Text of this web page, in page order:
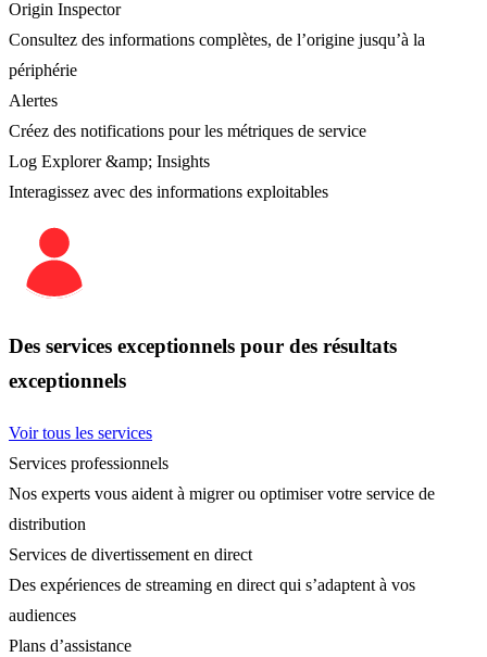
Origin Inspector
Consultez des informations complètes, de l’origine jusqu’à la
périphérie
Alertes
Créez des notifications pour les métriques de service
Log Explorer &amp; Insights
Interagissez avec des informations exploitables
Des services exceptionnels pour des résultats
exceptionnels
Voir tous les services
Services professionnels
Nos experts vous aident à migrer ou optimiser votre service de
distribution
Services de divertissement en direct
Des expériences de streaming en direct qui s’adaptent à vos
audiences
Plans d’assistance